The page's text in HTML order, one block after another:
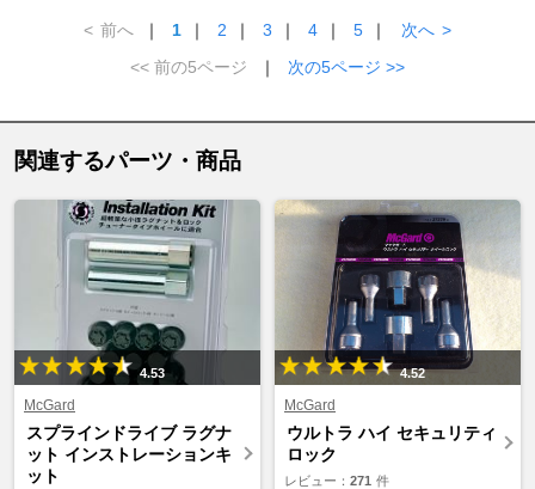
< 前へ ｜ 1 ｜ 2 ｜ 3 ｜ 4 ｜ 5 ｜ 次へ >
<< 前の5ページ
｜ 次の5ページ >>
関連するパーツ・商品
4.53
McGard
スプラインドライブ ラグナ
ット インストレーションキ
ット
4.52
McGard
ウルトラ ハイ セキュリティ
ロック
レビュー： 271 件